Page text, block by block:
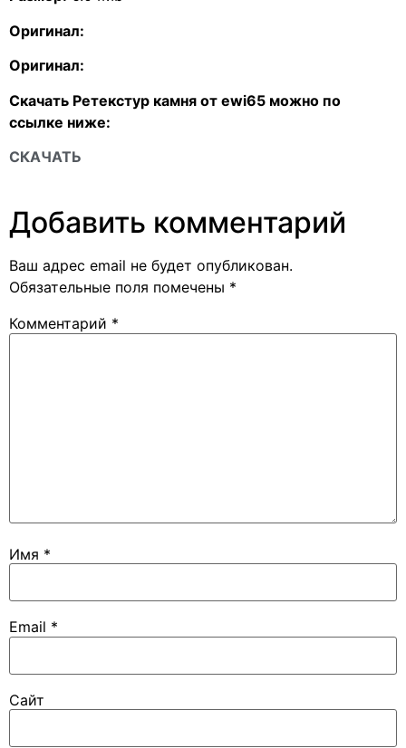
Оригинал:
Оригинал:
Скачать Ретекстур камня от ewi65 можно по
ссылке ниже:
СКАЧАТЬ
Добавить комментарий
Ваш адрес email не будет опубликован.
Обязательные поля помечены *
Комментарий *
Имя *
Email *
Сайт